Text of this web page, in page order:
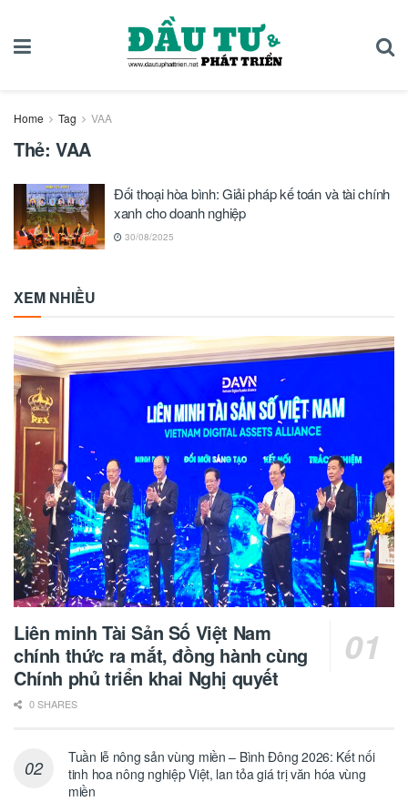
Home Tag VAA
Thẻ: VAA
Đối thoại hòa bình: Giải pháp kế toán và tài chính
xanh cho doanh nghiệp
30/08/2025
XEM NHIỀU
Liên minh Tài Sản Số Việt Nam
chính thức ra mắt, đồng hành cùng
Chính phủ triển khai Nghị quyết
0 SHARES
Tuần lễ nông sản vùng miền – Bình Đông 2026: Kết nối
tinh hoa nông nghiệp Việt, lan tỏa giá trị văn hóa vùng
miền